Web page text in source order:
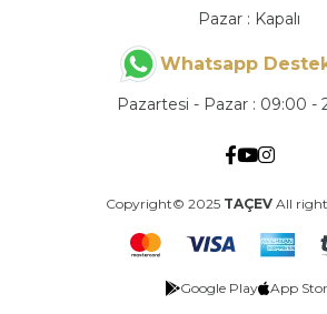
Pazar : Kapalı
Whatsapp
Pazartesi - Pazar : 09:00 -
Copyright© 2025 TAÇEV All
Google Play App